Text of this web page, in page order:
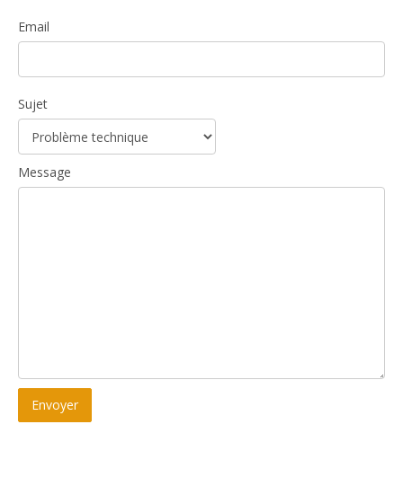
Email
Sujet
Message
Envoyer